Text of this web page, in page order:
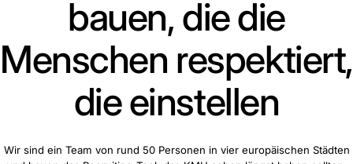
bauen, die die
Menschen respektiert,
die einstellen
Wir sind ein Team von rund 50 Personen in vier europäischen Städten